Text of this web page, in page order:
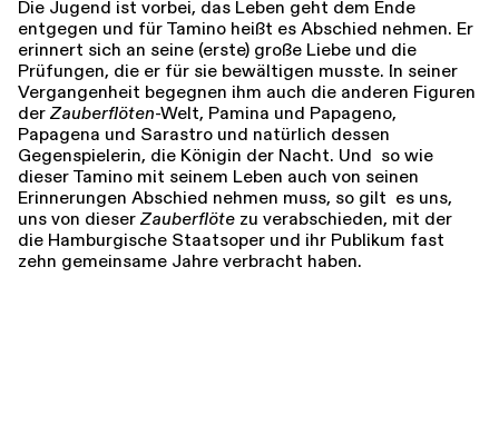
Die Jugend ist vorbei, das Leben geht dem Ende
entgegen und für Tamino heißt es Abschied nehmen. Er
erinnert sich an seine (erste) große Liebe und die
Prüfungen, die er für sie bewältigen musste. In seiner
Vergangenheit begegnen ihm auch die anderen Figuren
der Zauberflöten-Welt, Pamina und Papageno,
Papagena und Sarastro und natürlich dessen
Gegenspielerin, die Königin der Nacht. Und so wie
dieser Tamino mit seinem Leben auch von seinen
Erinnerungen Abschied nehmen muss, so gilt es uns,
uns von dieser Zauberflöte zu verabschieden, mit der
die Hamburgische Staatsoper und ihr Publikum fast
zehn gemeinsame Jahre verbracht haben.